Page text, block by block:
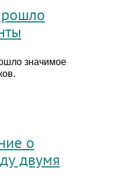
значимое
о
двумя